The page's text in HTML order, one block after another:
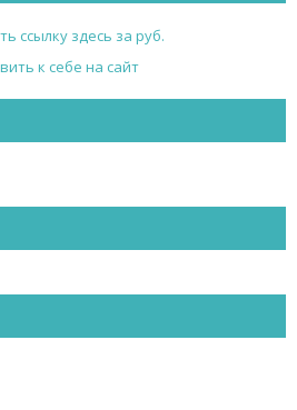
ссылку здесь за руб.
к себе на сайт